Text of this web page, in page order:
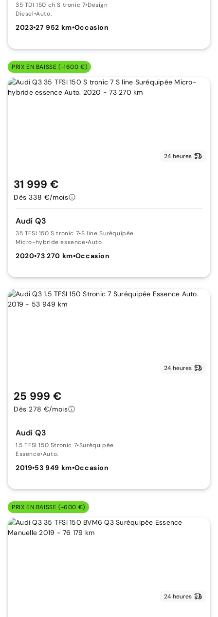
35 TDI 150 ch S tronic 7•Design
Diesel•Auto.
2023•27 952 km•Occasion
PRIX EN BAISSE (-1600 €)
24 heures
Audi Q3
35 TFSI 150 S tronic 7•S line Suréquipée
Micro-hybride essence•Auto.
2020•73 270 km•Occasion
31 999 €
Dès 338 €/mois
24 heures
Audi Q3
1.5 TFSI 150 Stronic 7•Suréquipée
Essence•Auto.
2019•53 949 km•Occasion
25 999 €
Dès 278 €/mois
PRIX EN BAISSE (-600 €)
24 heures